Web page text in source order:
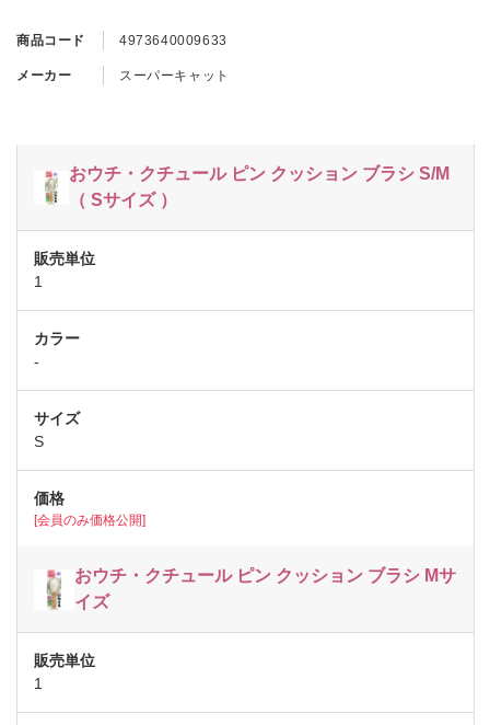
商品コード 4973640009633
メーカー スーパーキャット
おウチ・クチュール ピン クッション ブラシ S/M
（ Sサイズ ）
1
-
S
[会員のみ価格公開]
おウチ・クチュール ピン クッション ブラシ Mサ
イズ
1